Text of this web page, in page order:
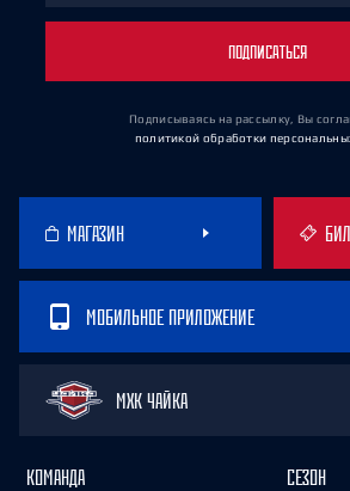
ПОДПИСАТЬСЯ
Подписываясь на рассылку, Вы
политикой обработки
МАГАЗИН
МОБИЛЬНОЕ ПРИЛОЖЕНИЕ
МХК ЧАЙКА
КОМАНДА СЕЗОН